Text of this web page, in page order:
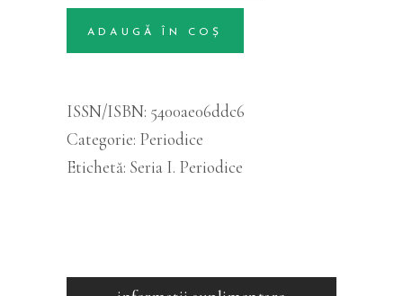
Volumul
23
ADAUGĂ ÎN COȘ
ISSN/ISBN: 5400ae06ddc6
Categorie: Periodice
Etichetă: Seria I. Periodice